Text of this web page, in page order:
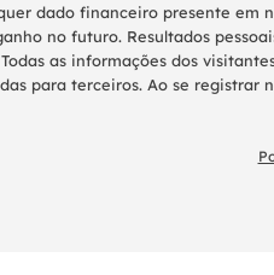
dado financeiro presente em
no futuro. Resultados
as informações dos
para terceiros. Ao se registrar